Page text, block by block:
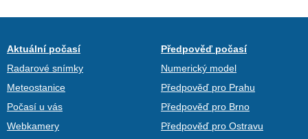
Aktuální počasí
Radarové snímky
Meteostanice
Počasí u vás
Webkamery
Předpověď počasí
Numerický model
Předpověď pro Prahu
Předpověď pro Brno
Předpověď pro Ostravu